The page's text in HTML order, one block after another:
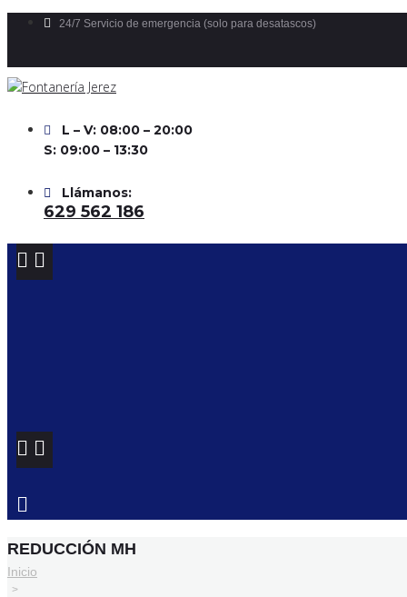
24/7 Servicio de emergencia (solo para desatascos)
L – V: 08:00 – 20:00
S: 09:00 – 13:30
Llámanos:
629 562 186
REDUCCIÓN MH
Inicio
>